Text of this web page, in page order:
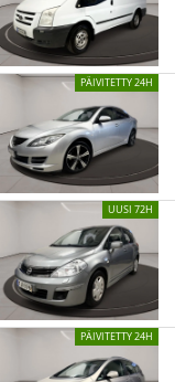
PÄIVITETTY 24H
UUSI 72H
PÄIVITETTY 24H